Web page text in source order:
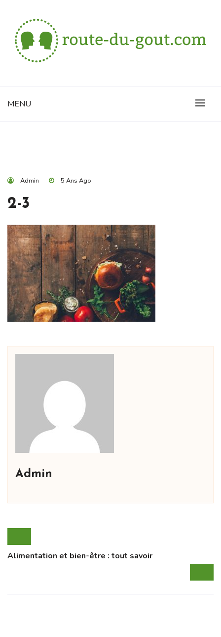
content
MENU
Admin 5 Ans Ago
2-3
Admin
Alimentation et bien-être : tout savoir